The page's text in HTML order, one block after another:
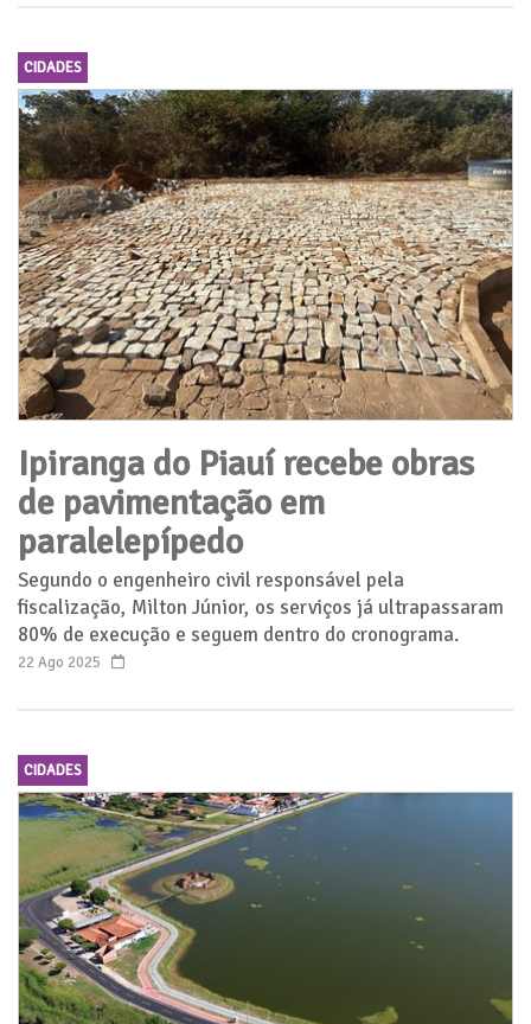
CIDADES
Ipiranga do Piauí recebe obras
de pavimentação em
paralelepípedo
Segundo o engenheiro civil responsável pela
fiscalização, Milton Júnior, os serviços já ultrapassaram
80% de execução e seguem dentro do cronograma.
22 Ago 2025
CIDADES